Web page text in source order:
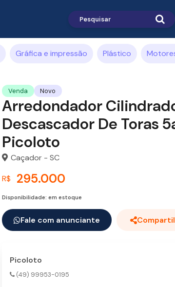
Gráfica e impressão Plástico
Venda Novo
Arredondador
Descascador De Toras
Picoloto
Caçador - SC
R$ 295.000
Disponibilidade: em estoque
Fale com anunciante
Picoloto
(49) 99953-0195